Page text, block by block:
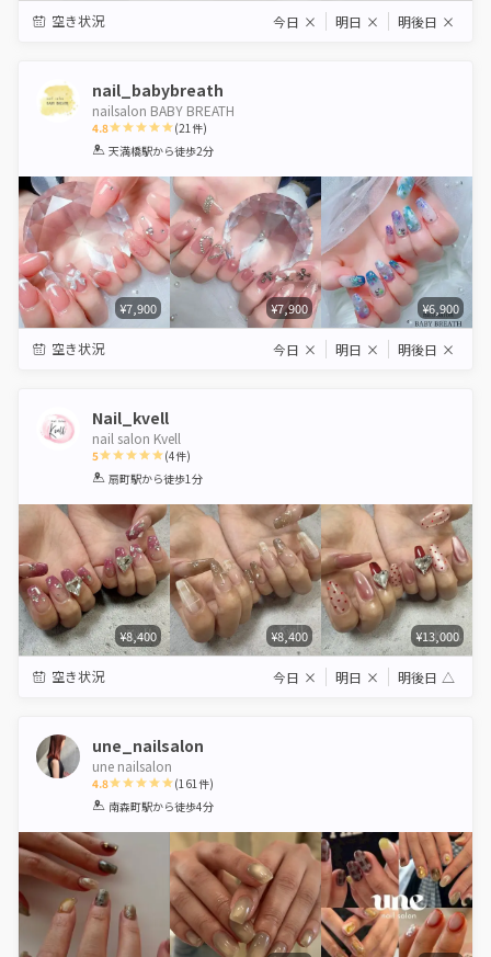
空き状況 今日 × 明日 × 明後日 ×
nail_babybreath
nailsalon BABY BREATH
4.8
1 2 3 4 5
(21件)
天満橋駅から徒歩2分
¥7,900 ¥7,900 ¥6,900
空き状況 今日 × 明日 × 明後日 ×
Nail_kvell
nail salon Kvell
5
1 2 3 4 5
(4件)
扇町駅から徒歩1分
¥8,400 ¥8,400 ¥13,000
空き状況 今日 × 明日 × 明後日 △
une_nailsalon
une nailsalon
4.8
1 2 3 4 5
(161件)
南森町駅から徒歩4分